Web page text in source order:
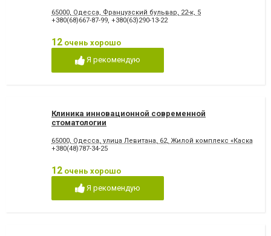
65000, Одесса, Французский бульвар, 22-к, 5
+380(68)667-87-99, +380(63)290-13-22
12 очень хорошо
Я рекомендую
Клиника инновационной современной
стоматологии
65000, Одесса, улица Левитана, 62, Жилой комплекс «Каскад»
+380(48)787-34-25
12 очень хорошо
Я рекомендую